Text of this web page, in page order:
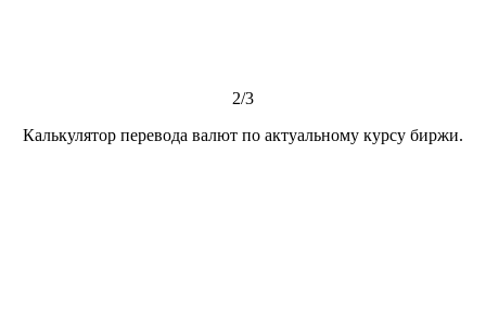
2/3
Калькулятор перевода валют по актуальному курсу биржи.